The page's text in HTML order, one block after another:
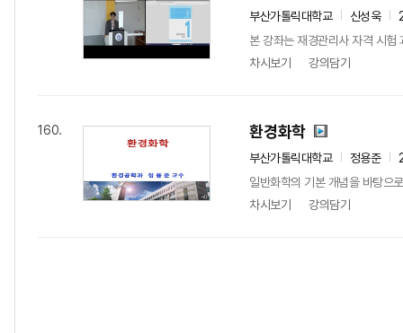
부산가톨릭대학교 신성욱
본 강좌는 재경관리사 자격 시험
차시보기
강의담기
160. 환경화학
부산가톨릭대학교 정용준
일반화학의 기본 개념을 바탕으
차시보기
강의담기